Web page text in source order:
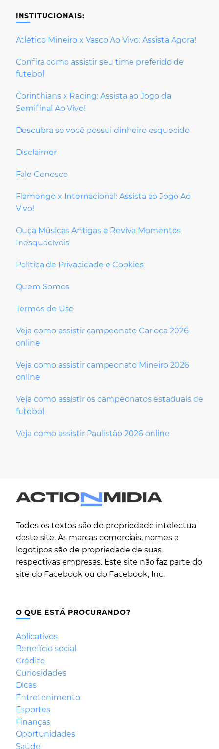
INSTITUCIONAIS:
Atlético Mineiro x Vasco Ao Vivo: Assista Agora!
Confira como assistir seu time preferido de
futebol
Corinthians x Racing: Assista ao Jogo da
Semifinal Ao Vivo!
Descubra se você possui dinheiro esquecido
Disclaimer
Fale Conosco
Flamengo x Internacional: Assista ao Jogo Ao
Vivo!
Ouça Músicas Antigas e Reviva Momentos
Inesquecíveis
Política de Privacidade e Cookies
Quem Somos
Termos de Uso
Veja como assistir campeonato Carioca 2026
online
Veja como assistir campeonato Mineiro 2026
online
Veja como assistir os campeonatos estaduais de
futebol
Veja como assistir Paulistão 2026 online
Todos os textos são de propriedade intelectual
deste site. As marcas comerciais, nomes e
logotipos são de propriedade de suas
respectivas empresas. Este site não faz parte do
site do Facebook ou do Facebook, Inc.
O QUE ESTÁ PROCURANDO?
Aplicativos
Benefício social
Crédito
Curiosidades
Dicas
Entretenimento
Esportes
Finanças
Oportunidades
Saúde